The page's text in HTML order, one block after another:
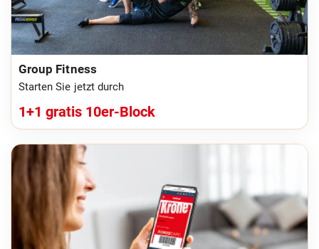
Group Fitness
Starten Sie jetzt durch
1+1 gratis 10er-Block